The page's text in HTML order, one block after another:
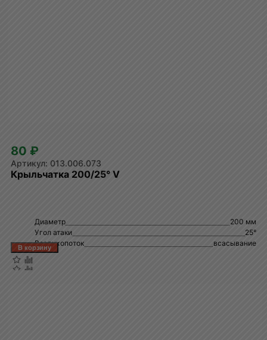
80 ₽
013.006.073
Крыльчатка 200/25° V
Диаметр
200 мм
Угол атаки
25°
Воздухопоток
всасывание